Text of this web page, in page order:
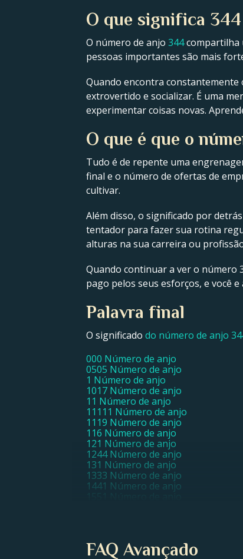
O que significa
O número de anjo 344compartilha
pessoas importantes são mais
Quando encontra constantemente
extrovertido e socializar. É uma
experimentar coisas novas.
O que é que o
Tudo é de repente uma
final e o número de ofertas de
cultivar.
Além disso, o significado por
tentador para fazer sua rotina
alturas na sua carreira ou
Quando continuar a ver o número
pago pelos seus esforços, e você
Palavra final
O significado do número de anjo
000 Número de anjo
0505 Número de anjo
1 Número de anjo
1017 Número de anjo
11 Número de anjo
11111 Número de anjo
1119 Número de anjo
116 Número de anjo
121 Número de anjo
1244 Número de anjo
131 Número de anjo
1333 Número de anjo
1441 Número de anjo
220 Número de anjo
FAQ Avançado